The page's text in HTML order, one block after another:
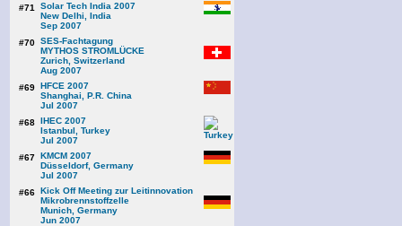
#71
Solar Tech India 2007
New Delhi, India
Sep 2007
#70 SES-Fachtagung
MYTHOS STROMLÜCKE
Zurich, Switzerland
Aug 2007
#69 HFCE 2007
Shanghai, P.R. China
Jul 2007
#68 IHEC 2007
Istanbul, Turkey
Jul 2007
#67 KMCM 2007
Düsseldorf, Germany
Jul 2007
#66 Kick Off Meeting zur Leitinnovation
Mikrobrennstoffzelle
Munich, Germany
Jun 2007